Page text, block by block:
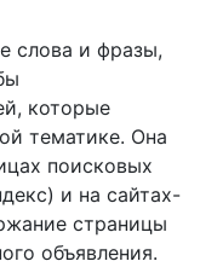
слова и фразы,
которые
тематике. Она
поисковых
и на сайтах-
страницы
объявления.